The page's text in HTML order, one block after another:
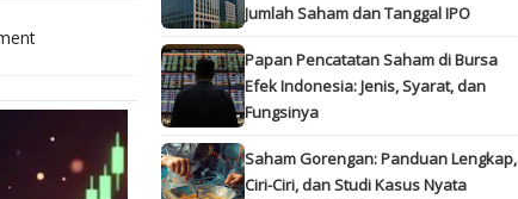
Jumlah Saham dan Tanggal IPO
Papan Pencatatan Saham di Bursa
Efek Indonesia: Jenis, Syarat, dan
Fungsinya
Saham Gorengan: Panduan Lengkap,
Ciri-Ciri, dan Studi Kasus Nyata